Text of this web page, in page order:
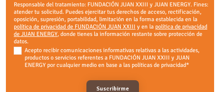
Responsable del tratamiento: FUNDACIÓN JUAN XXIII y JUAN ENERGY. Fines:
atender tu solicitud. Puedes ejercitar tus derechos de acceso, rectificación,
oposición, supresión, portabilidad, limitación en la forma establecida en la
política de privacidad de FUNDACIÓN JUAN XXIII y en la política de privacidad
de JUAN ENERGY, donde tienes la información restante sobre protección de
datos.
Acepto recibir comunicaciones informativas relativas a las actividades,
productos o servicios referentes a FUNDACIÓN JUAN XXIII y JUAN
ENERGY por cualquier medio en base a las políticas de privacidad*